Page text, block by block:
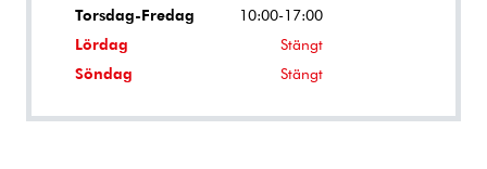
Torsdag-Fredag
10:00-17:00
Lördag
Stängt
Söndag
Stängt